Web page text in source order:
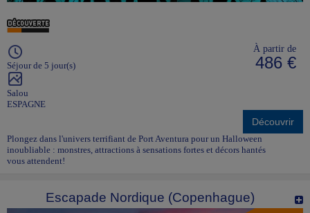
Séjour de 5 jour(s)
Salou
ESPAGNE
À partir de
486 €
Découvrir
Plongez dans l'univers terrifiant de Port Aventura pour un Halloween
inoubliable : monstres, attractions à sensations fortes et décors hantés
vous attendent!
Escapade Nordique (Copenhague)